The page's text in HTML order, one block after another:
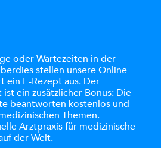
oder Wartezeiten in der
stellen unsere Online-
ein E-Rezept aus. Der
ein zusätzlicher Bonus: Die
beantworten kostenlos und
Themen.
Arztpraxis für medizinische
der Welt.